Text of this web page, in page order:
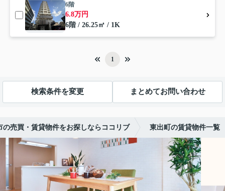
6階
6.8万円
6階 / 26.25㎡ / 1K
1
検索条件を変更 まとめてお問い合わせ
の売買・賃貸物件をお探しならココリブ 東出町の賃貸物件一覧